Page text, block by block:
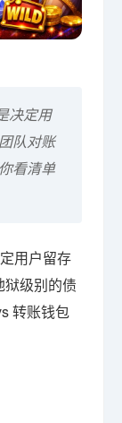
决定用
队对账
看清单
用户留存
级别的债
转账钱包